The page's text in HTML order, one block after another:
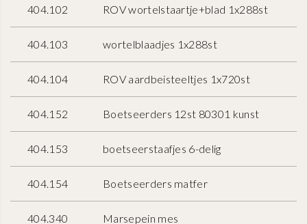
404.102 ROV wortelstaartje+blad 1x288st
404.103 wortelblaadjes 1x288st
404.104 ROV aardbeisteeltjes 1x720st
404.152 Boetseerders 12st 80301 kunst
404.153 boetseerstaafjes 6-delig
404.154 Boetseerders matfer
404.340 Marsepein mes